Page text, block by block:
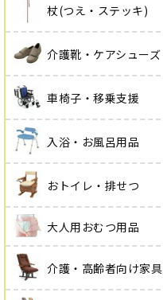
杖(つえ・ステッキ)
介護靴・ケアシューズ
車椅子・移乗支援
入浴・お風呂用品
おトイレ・排せつ
大人用おむつ用品
介護・高齢者向け家具